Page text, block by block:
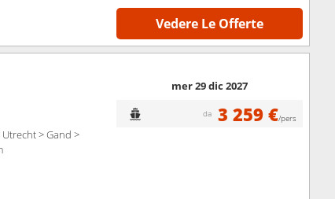
Vedere Le Offerte
> Gand >
mer 29 dic 2027
da 3 259 €/pers